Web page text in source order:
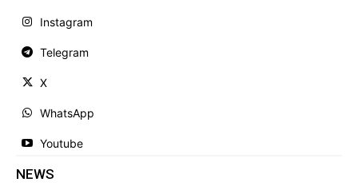
Instagram
Telegram
X
WhatsApp
Youtube
NEWS